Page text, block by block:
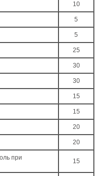
10
5
5
25
30
30
15
15
20
20
при
15